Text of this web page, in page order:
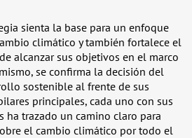
sienta la base para un enfoque
climático y también fortalece el
alcanzar sus objetivos en el marco
se confirma la decisión del
sostenible al frente de sus
principales, cada uno con sus
ha trazado un camino claro para
el cambio climático por todo el